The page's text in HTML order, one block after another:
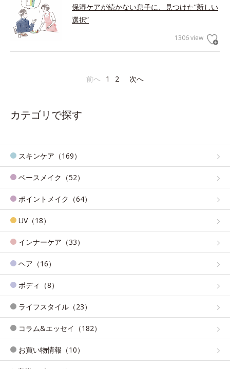
保湿ケアが続かない息子に、見つけた”新しい
選択”
1306 view
前へ 1 2 次へ
カテゴリで探す
スキンケア（169）
ベースメイク（52）
ポイントメイク（64）
UV（18）
インナーケア（33）
ヘア（16）
ボディ（8）
ライフスタイル（23）
コラム&エッセイ（182）
お買い物情報（10）